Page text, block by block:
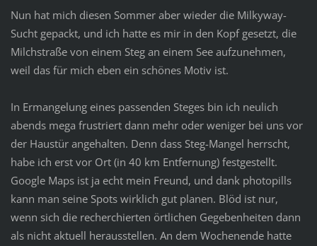
Nun hat mich diesen Sommer aber wieder die Milkyway-
Sucht gepackt, und ich hatte es mir in den Kopf gesetzt, die
Milchstraße von einem Steg an einem See aufzunehmen,
weil das für mich eben ein schönes Motiv ist.
In Ermangelung eines passenden Steges bin ich neulich
abends mega frustriert dann mehr oder weniger bei uns vor
der Haustür angehalten. Denn dass Steg-Mangel herrscht,
habe ich erst vor Ort (in 40 km Entfernung) festgestellt.
Google Maps ist ja echt mein Freund, und dank photopills
kann man seine Spots wirklich gut planen. Blöd ist nur,
wenn sich die recherchierten örtlichen Gegebenheiten dann
als nicht aktuell herausstellen. An dem Wochenende hatte